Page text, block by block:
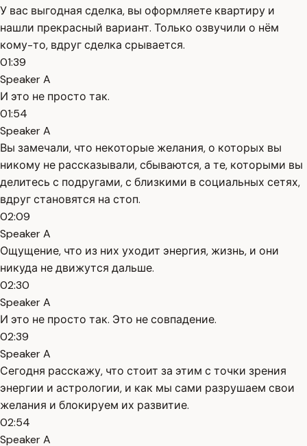
У вас выгодная сделка, вы оформляете квартиру и
нашли прекрасный вариант. Только озвучили о нём
кому-то, вдруг сделка срывается.
01:39
Speaker A
И это не просто так.
01:54
Speaker A
Вы замечали, что некоторые желания, о которых вы
никому не рассказывали, сбываются, а те, которыми вы
делитесь с подругами, с близкими в социальных сетях,
вдруг становятся на стоп.
02:09
Speaker A
Ощущение, что из них уходит энергия, жизнь, и они
никуда не движутся дальше.
02:30
Speaker A
И это не просто так. Это не совпадение.
02:39
Speaker A
Сегодня расскажу, что стоит за этим с точки зрения
энергии и астрологии, и как мы сами разрушаем свои
желания и блокируем их развитие.
02:54
Speaker A